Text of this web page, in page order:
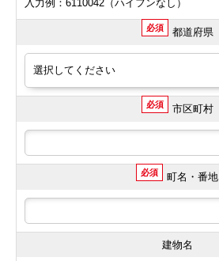
入力例：6110042（ハイフンなし）
必須 都道府県
必須 市区町村
必須 町名・番地
建物名